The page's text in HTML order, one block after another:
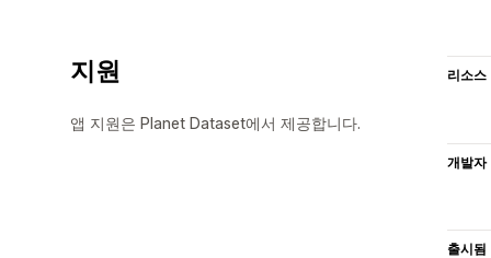
지원
앱 지원은 Planet Dataset에서 제공합니다.
리소스
개발자
출시됨